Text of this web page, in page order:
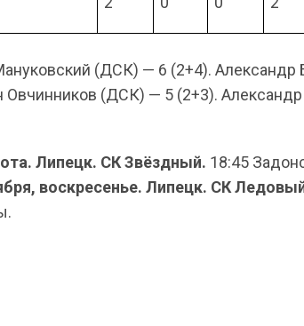
(ДСК) — 6 (2+4). Александр
Овчинников (ДСК) — 5 (2+3).
Липецк. СК Звёздный. 18:45
воскресенье. Липецк. СК